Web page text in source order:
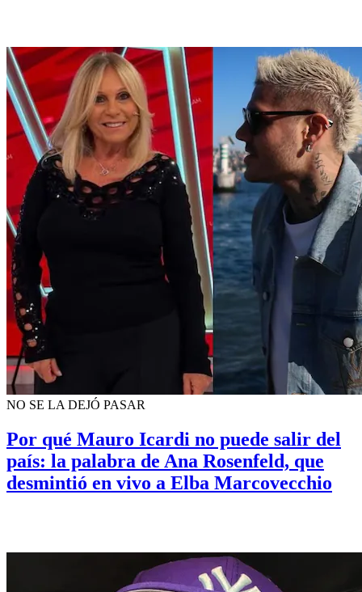
NO SE LA DEJÓ PASAR
Por qué Mauro Icardi no puede salir del
país: la palabra de Ana Rosenfeld, que
desmintió en vivo a Elba Marcovecchio